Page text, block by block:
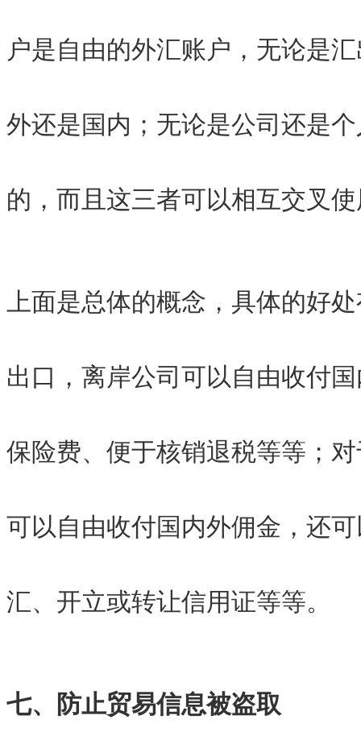
户是自由的外汇账户，无论是
外还是国内；无论是公司还是
的，而且这三者可以相互交叉
上面是总体的概念，具体的好
出口，离岸公司可以自由收付
保险费、便于核销退税等等；
可以自由收付国内外佣金，还
汇、开立或转让信用证等等。
七、防止贸易信息被盗取